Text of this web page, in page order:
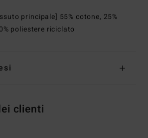
principale] 55% cotone, 25%
poliestere riciclato
clienti